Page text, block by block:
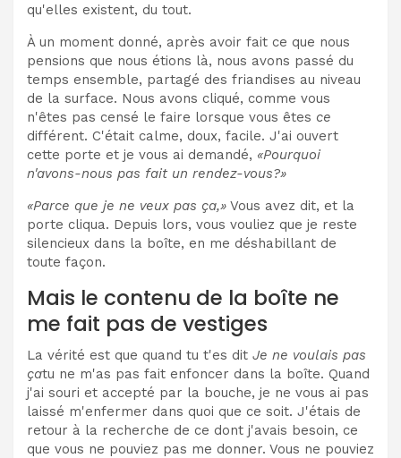
qu'elles existent, du tout.
À un moment donné, après avoir fait ce que nous
pensions que nous étions là, nous avons passé du
temps ensemble, partagé des friandises au niveau
de la surface. Nous avons cliqué, comme vous
n'êtes pas censé le faire lorsque vous êtes ce
différent. C'était calme, doux, facile. J'ai ouvert
cette porte et je vous ai demandé, «Pourquoi
n'avons-nous pas fait un rendez-vous?»
«Parce que je ne veux pas ça,» Vous avez dit, et la
porte cliqua. Depuis lors, vous vouliez que je reste
silencieux dans la boîte, en me déshabillant de
toute façon.
Mais le contenu de la boîte ne
me fait pas de vestiges
La vérité est que quand tu t'es dit Je ne voulais pas
çatu ne m'as pas fait enfoncer dans la boîte. Quand
j'ai souri et accepté par la bouche, je ne vous ai pas
laissé m'enfermer dans quoi que ce soit. J'étais de
retour à la recherche de ce dont j'avais besoin, ce
que vous ne pouviez pas me donner. Vous ne pouviez